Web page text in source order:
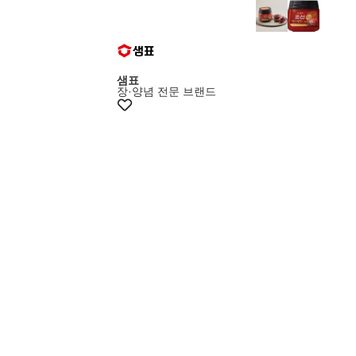
샘표
장·양념 전문 브랜드